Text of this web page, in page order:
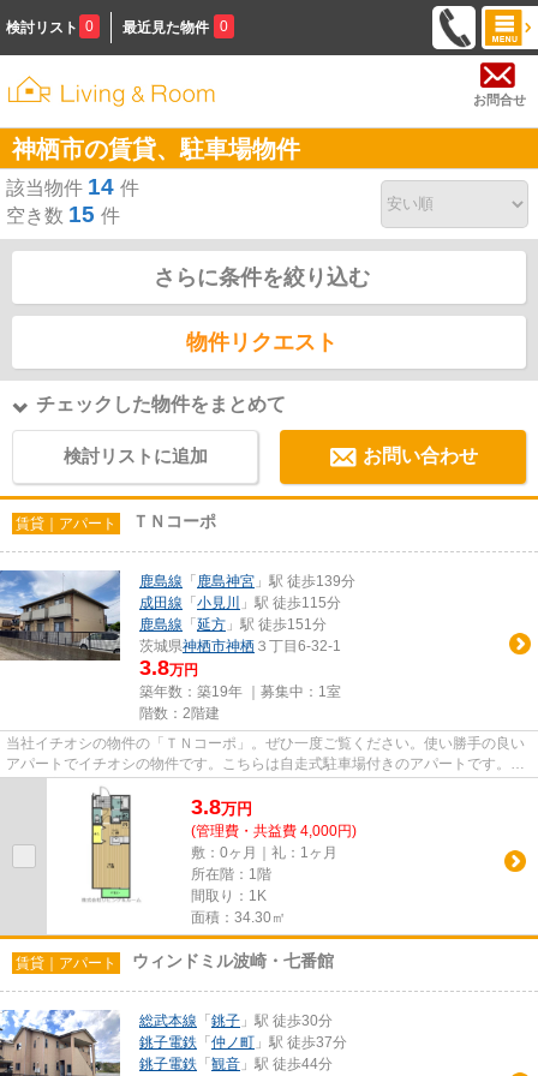
検討リスト 0 最近見た物件 0
お問合せ
神栖市の賃貸、駐車場物件
該当物件 14 件
空き数 15 件
さらに条件を絞り込む
物件リクエスト
チェックした物件をまとめて
検討リストに追加 お問い合わせ
賃貸｜アパート ＴＮコーポ
鹿島線 「 鹿島神宮 」駅 徒歩139分
成田線 「 小見川
」駅 徒歩115分
鹿島線 「 延方 」駅 徒歩151分
茨城県神栖市神栖 ３丁目6-32-1
3.8万円
築年数：築19年 ｜募集中： 1室
階数：2階建
当社イチオシの物件の「ＴＮコーポ」。ぜひ一度ご覧ください。使い勝手の良い
アパートでイチオシの物件です。こちらは自走式駐車場付きのアパートです。陽
当りも良いので、清々しい朝...
3.8万円
(管理費・共益費 4,000円)
敷：0ヶ月｜礼：1ヶ月
所在階：1階
間取り：1K
面積：34.30㎡
賃貸｜アパート ウィンドミル波崎・七番館
総武本線 「 銚子 」駅 徒歩30分
銚子電鉄 「 仲ノ町 」駅 徒歩37分
銚子電鉄 「 観音 」駅 徒歩44分